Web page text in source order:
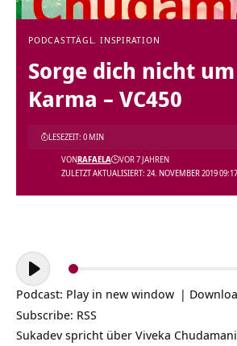
PODCASTTÄGL. INSPIRATION
Sorge dich nicht
Karma – VC450
ZULETZT AKTUALISIERT: 24. NOVEMBER 2019 09:17
VONRAFAELA VOR 7 JAHREN
LESEZEIT: 0 MIN
Audio-
Player
Podcast: Play in new window |
Subscribe: RSS
Sukadev spricht über Viveka Chudamani